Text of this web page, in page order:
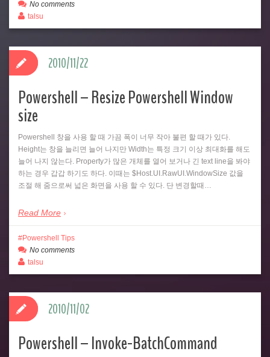
No comments
talsu
Powershell – Resize Powershell Window
size
Powershell 창을 사용 할 때 가끔 폭이 너무 작아 불편 할 때가 있다.
Height는 창을 늘리면 늘어 나지만 Width는 특정 크기 이상 최대화를 해도
늘어 나지 않는다. Property가 많은 개체를 열어 보거나 긴 text line을 봐야
하는 경우 갑갑 하기도 하다. 이때는 $Host.UI.RawUI.WindowSize 값을
조절 해 줌으로써 넓은 화면을 사용 할 수 있다. 단 변경할때…
Read More
2010/11/22
Powershell Tips
No comments
talsu
Powershell – Invoke-BatchCommand
2010/11/02